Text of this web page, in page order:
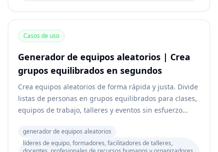
Casos de uso
Generador de equipos aleatorios | Crea
grupos equilibrados en segundos
Crea equipos aleatorios de forma rápida y justa. Divide
listas de personas en grupos equilibrados para clases,
equipos de trabajo, talleres y eventos sin esfuerzo
generador de equipos aleatorios
líderes de equipo, formadores, facilitadores de talleres,